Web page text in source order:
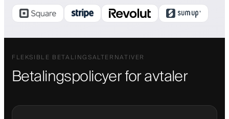
FLEKSIBLE BETALINGSALTERNATIVER
Betalingspolicyer for avtaler